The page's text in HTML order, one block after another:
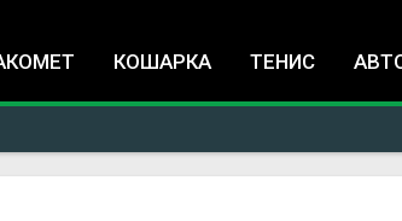
КОШАРКА ТЕНИС